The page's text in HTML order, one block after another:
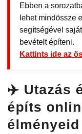
Ebben a
lehet mindössze
segítségével
bevételt építeni.
Kattints ide az
✈️ Utazás
építs